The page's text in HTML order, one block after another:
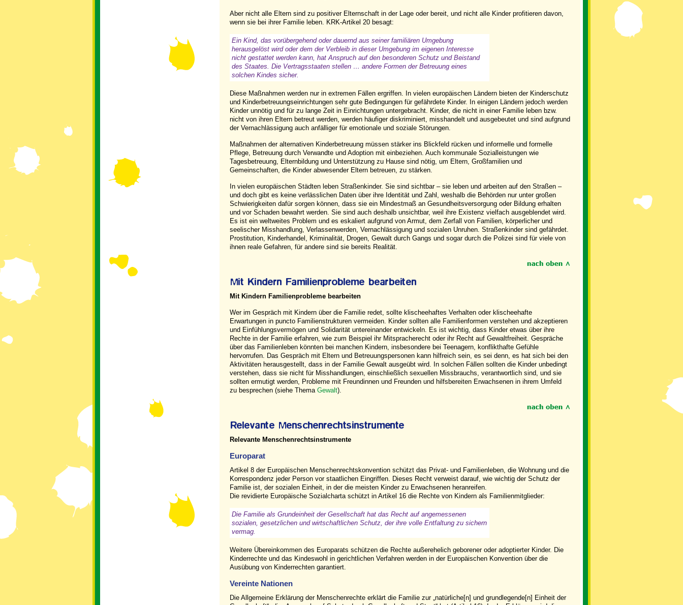
Aber nicht alle Eltern sind zu positiver Elternschaft in der Lage oder bereit, und nicht alle Kinder profitieren davon,
wenn sie bei ihrer Familie leben. KRK-Artikel 20 besagt:
Ein Kind, das vorübergehend oder dauernd aus seiner familiären Umgebung
herausgelöst wird oder dem der Verbleib in dieser Umgebung im eigenen Interesse
nicht gestattet werden kann, hat Anspruch auf den besonderen Schutz und Beistand
des Staates. Die Vertragsstaaten stellen … andere Formen der Betreuung eines
solchen Kindes sicher.
Diese Maßnahmen werden nur in extremen Fällen ergriffen. In vielen europäischen Ländern bieten der Kinderschutz
und Kinderbetreuungseinrichtungen sehr gute Bedingungen für gefährdete Kinder. In einigen Ländern jedoch werden
Kinder unnötig und für zu lange Zeit in Einrichtungen untergebracht. Kinder, die nicht in einer Familie leben bzw.
nicht von ihren Eltern betreut werden, werden häufiger diskriminiert, misshandelt und ausgebeutet und sind aufgrund
der Vernachlässigung auch anfälliger für emotionale und soziale Störungen.
Maßnahmen der alternativen Kinderbetreuung müssen stärker ins Blickfeld rücken und informelle und formelle
Pflege, Betreuung durch Verwandte und Adoption mit einbeziehen. Auch kommunale Sozialleistungen wie
Tagesbetreuung, Elternbildung und Unterstützung zu Hause sind nötig, um Eltern, Großfamilien und
Gemeinschaften, die Kinder abwesender Eltern betreuen, zu stärken.
In vielen europäischen Städten leben Straßenkinder. Sie sind sichtbar – sie leben und arbeiten auf den Straßen –
und doch gibt es keine verlässlichen Daten über ihre Identität und Zahl, weshalb die Behörden nur unter großen
Schwierigkeiten dafür sorgen können, dass sie ein Mindestmaß an Gesundheitsversorgung oder Bildung erhalten
und vor Schaden bewahrt werden. Sie sind auch deshalb unsichtbar, weil ihre Existenz vielfach ausgeblendet wird.
Es ist ein weltweites Problem und es eskaliert aufgrund von Armut, dem Zerfall von Familien, körperlicher und
seelischer Misshandlung, Verlassenwerden, Vernachlässigung und sozialen Unruhen. Straßenkinder sind gefährdet.
Prostitution, Kinderhandel, Kriminalität, Drogen, Gewalt durch Gangs und sogar durch die Polizei sind für viele von
ihnen reale Gefahren, für andere sind sie bereits Realität.
Mit Kindern Familienprobleme bearbeiten
Wer im Gespräch mit Kindern über die Familie redet, sollte klischeehaftes Verhalten oder klischeehafte
Erwartungen in puncto Familienstrukturen vermeiden. Kinder sollten alle Familienformen verstehen und akzeptieren
und Einfühlungsvermögen und Solidarität untereinander entwickeln. Es ist wichtig, dass Kinder etwas über ihre
Rechte in der Familie erfahren, wie zum Beispiel ihr Mitspracherecht oder ihr Recht auf Gewaltfreiheit. Gespräche
über das Familienleben könnten bei manchen Kindern, insbesondere bei Teenagern, konflikthafte Gefühle
hervorrufen. Das Gespräch mit Eltern und Betreuungspersonen kann hilfreich sein, es sei denn, es hat sich bei den
Aktivitäten herausgestellt, dass in der Familie Gewalt ausgeübt wird. In solchen Fällen sollten die Kinder unbedingt
verstehen, dass sie nicht für Misshandlungen, einschließlich sexuellen Missbrauchs, verantwortlich sind, und sie
sollten ermutigt werden, Probleme mit Freundinnen und Freunden und hilfsbereiten Erwachsenen in ihrem Umfeld
zu besprechen (siehe Thema Gewalt).
Relevante Menschenrechtsinstrumente
Europarat
Artikel 8 der Europäischen Menschenrechtskonvention schützt das Privat- und Familienleben, die Wohnung und die
Korrespondenz jeder Person vor staatlichen Eingriffen. Dieses Recht verweist darauf, wie wichtig der Schutz der
Familie ist, der sozialen Einheit, in der die meisten Kinder zu Erwachsenen heranreifen.
Die revidierte Europäische Sozialcharta schützt in Artikel 16 die Rechte von Kindern als Familienmitglieder:
Die Familie als Grundeinheit der Gesellschaft hat das Recht auf angemessenen
sozialen, gesetzlichen und wirtschaftlichen Schutz, der ihre volle Entfaltung zu sichern
vermag.
Weitere Übereinkommen des Europarats schützen die Rechte außerehelich geborener oder adoptierter Kinder. Die
Kinderrechte und das Kindeswohl in gerichtlichen Verfahren werden in der Europäischen Konvention über die
Ausübung von Kinderrechten garantiert.
Vereinte Nationen
Die Allgemeine Erklärung der Menschenrechte erklärt die Familie zur „natürliche[n] und grundlegende[n] Einheit der